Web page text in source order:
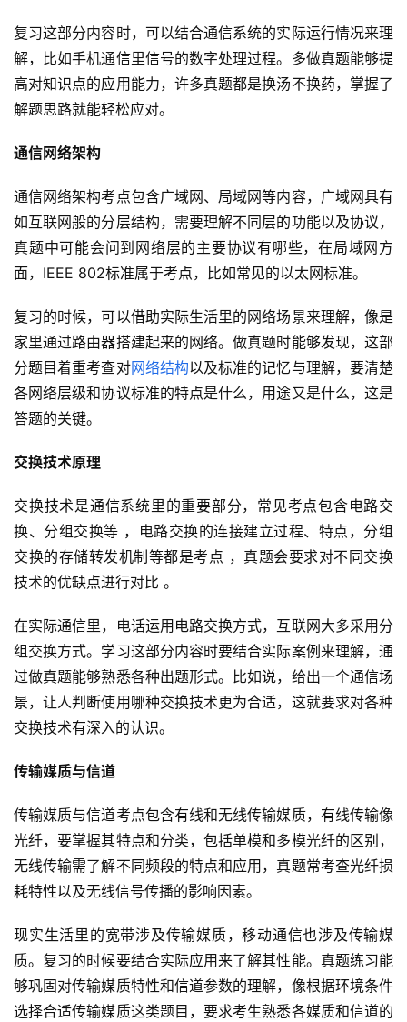
复习这部分内容时，可以结合通信系统的实际运行情况来理
解，比如手机通信里信号的数字处理过程。多做真题能够提
高对知识点的应用能力，许多真题都是换汤不换药，掌握了
解题思路就能轻松应对。
通信网络架构
通信网络架构考点包含广域网、局域网等内容，广域网具有
如互联网般的分层结构，需要理解不同层的功能以及协议，
真题中可能会问到网络层的主要协议有哪些，在局域网方
面，IEEE 802标准属于考点，比如常见的以太网标准。
复习的时候，可以借助实际生活里的网络场景来理解，像是
家里通过路由器搭建起来的网络。做真题时能够发现，这部
分题目着重考查对网络结构以及标准的记忆与理解，要清楚
各网络层级和协议标准的特点是什么，用途又是什么，这是
答题的关键。
交换技术原理
交换技术是通信系统里的重要部分，常见考点包含电路交
换、分组交换等 ，电路交换的连接建立过程、特点，分组
交换的存储转发机制等都是考点 ，真题会要求对不同交换
技术的优缺点进行对比 。
在实际通信里，电话运用电路交换方式，互联网大多采用分
组交换方式。学习这部分内容时要结合实际案例来理解，通
过做真题能够熟悉各种出题形式。比如说，给出一个通信场
景，让人判断使用哪种交换技术更为合适，这就要求对各种
交换技术有深入的认识。
传输媒质与信道
传输媒质与信道考点包含有线和无线传输媒质，有线传输像
光纤，要掌握其特点和分类，包括单模和多模光纤的区别，
无线传输需了解不同频段的特点和应用，真题常考查光纤损
耗特性以及无线信号传播的影响因素。
现实生活里的宽带涉及传输媒质，移动通信也涉及传输媒
质。复习的时候要结合实际应用来了解其性能。真题练习能
够巩固对传输媒质特性和信道参数的理解，像根据环境条件
选择合适传输媒质这类题目，要求考生熟悉各媒质和信道的